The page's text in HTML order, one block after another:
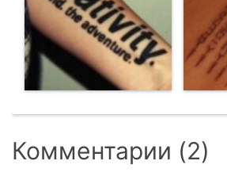
Комментарии (2)